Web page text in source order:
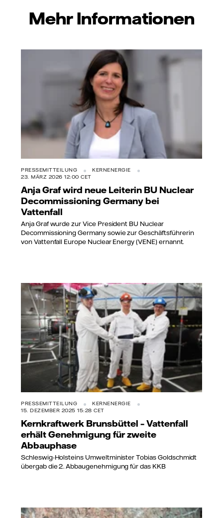
Mehr Informationen
PRESSEMITTEILUNG
KERNENERGIE
23. MÄRZ 2026 12:00 CET
Anja Graf wird neue Leiterin BU Nuclear
Decommissioning Germany bei
Vattenfall
Anja Graf wurde zur Vice President BU Nuclear
Decommissioning Germany sowie zur Geschäftsführerin
von Vattenfall Europe Nuclear Energy (VENE) ernannt.
PRESSEMITTEILUNG
KERNENERGIE
15. DEZEMBER 2025 15:28 CET
Kernkraftwerk Brunsbüttel – Vattenfall
erhält Genehmigung für zweite
Abbauphase
Schleswig-Holsteins Umweltminister Tobias Goldschmidt
übergab die 2. Abbaugenehmigung für das KKB